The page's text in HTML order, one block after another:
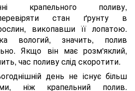
крапельного поливу,
стан ґрунту в
викопавши її лопатою.
вологий, значить, полив
Якщо він має розм'яклий,
час поливу слід скоротити.
день не існує більш
ніж крапельний полив.